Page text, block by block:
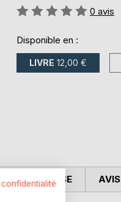
Évaluation:
0 avis
Disponible en :
LIVRE 12,00 €
PRESSE AVIS